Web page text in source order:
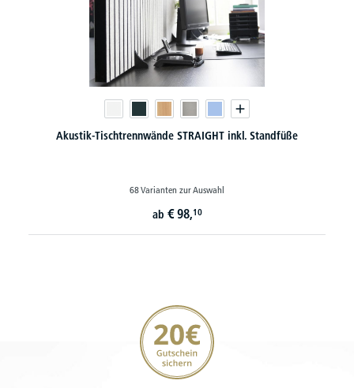
Akustik-Tischtrennwände STRAIGHT inkl. Standfüße
68 Varianten zur Auswahl
ab € 98,10
20€ Gutschein sichern